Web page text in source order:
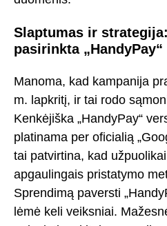
Slaptumas ir
pasirinkta „HandyPay“
Manoma, kad kampanija
m. lapkritį, ir tai rodo
Kenkėjiška „HandyPay“
platinama per oficialią
tai patvirtina, kad
apgaulingais pristatymo
Sprendimą paversti
lėmė keli veiksniai.